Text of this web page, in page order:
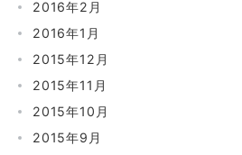
2016年2月
2016年1月
2015年12月
2015年11月
2015年10月
2015年9月